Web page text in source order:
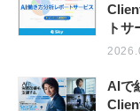
トサ
AIで